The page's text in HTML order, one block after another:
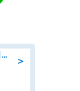
＞
営業/商社でのルート営業のお仕事/即日勤務可/車通勤可/営業